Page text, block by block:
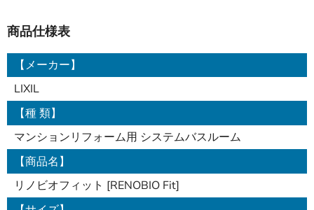
商品仕様表
【メーカー】
LIXIL
【種 類】
マンションリフォーム用 システムバスルーム
【商品名】
リノビオフィット [RENOBIO Fit]